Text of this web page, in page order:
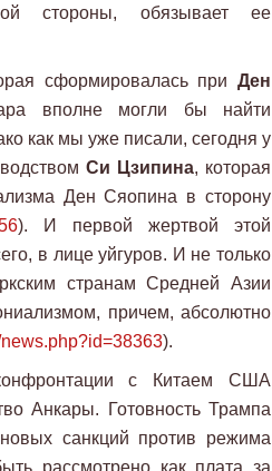
стороны, обязывает ее
сформировалась при Ден
вполне могли бы найти
как мы уже писали, сегодня у
Си Цзипина, которая
Ден Сяопина в сторону
). И первой жертвой этой
в лице уйгуров. И не только
странам Средней Азии
причем, абсолютно
).
с Китаем США
Анкары. Готовность Трампа
санкций против режима
рассмотрено как плата за